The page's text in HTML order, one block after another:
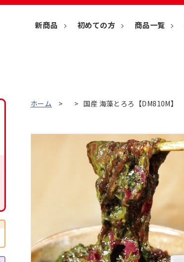
新商品 初めての方 商品一覧
ホーム 国産 海藻とろろ【DM810M】